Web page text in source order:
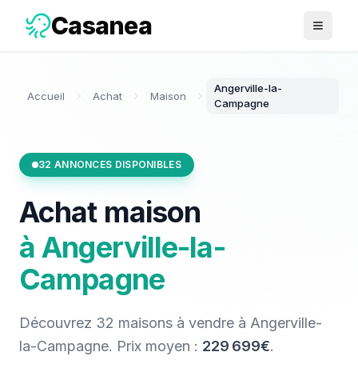
Casanea Ouvrir
Accueil Achat Maison
Angerville-la-
Campagne
32 ANNONCES DISPONIBLES
Achat maison
àAngerville-la-
Campagne
Découvrez 32 maisons à vendre à Angerville-
la-Campagne. Prix moyen : 229 699€.